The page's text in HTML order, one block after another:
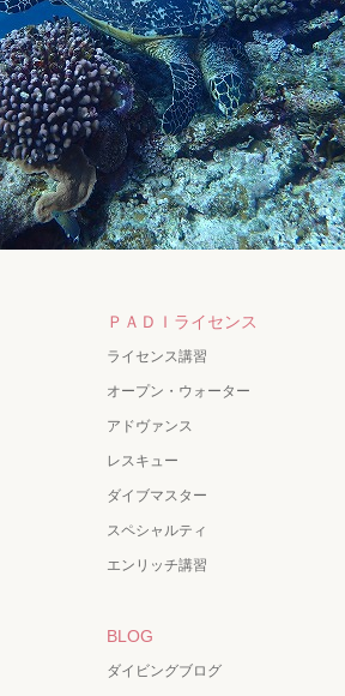
ＰＡＤＩライセンス
ライセンス講習
オープン・ウォーター
アドヴァンス
レスキュー
ダイブマスター
スペシャルティ
エンリッチ講習
BLOG
ダイビングブログ